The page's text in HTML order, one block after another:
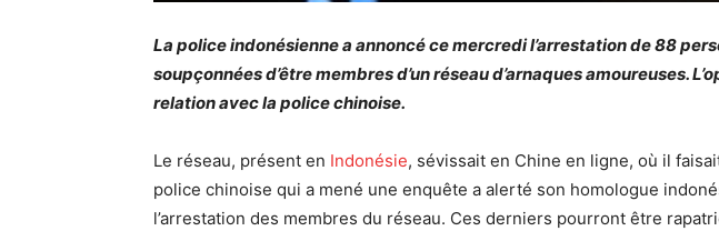
La police indonésienne a annoncé ce mercredi l’arrestation de 88
soupçonnées d’être membres d’un réseau d’arnaques amoureuses.
relation avec la police chinoise.
Le réseau, présent en Indonésie, sévissait en Chine en ligne, où il
police chinoise qui a mené une enquête a alerté son homologue
l’arrestation des membres du réseau. Ces derniers pourront être